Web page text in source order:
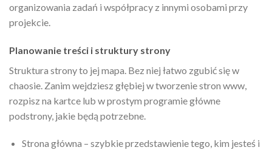
organizowania zadań i współpracy z innymi osobami przy
projekcie.
Planowanie treści i struktury strony
Struktura strony to jej mapa. Bez niej łatwo zgubić się w
chaosie. Zanim wejdziesz głębiej w tworzenie stron www,
rozpisz na kartce lub w prostym programie główne
podstrony, jakie będą potrzebne.
Strona główna – szybkie przedstawienie tego, kim jesteś i